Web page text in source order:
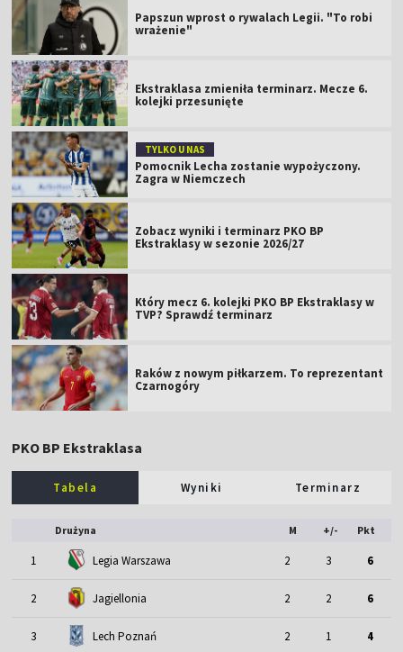
Papszun wprost o rywalach Legii. "To robi
wrażenie"
Ekstraklasa zmieniła terminarz. Mecze 6.
kolejki przesunięte
TYLKO U NAS
Pomocnik Lecha zostanie wypożyczony.
Zagra w Niemczech
Zobacz wyniki i terminarz PKO BP
Ekstraklasy w sezonie 2026/27
Który mecz 6. kolejki PKO BP Ekstraklasy w
TVP? Sprawdź terminarz
Raków z nowym piłkarzem. To reprezentant
Czarnogóry
PKO BP Ekstraklasa
Tabela Wyniki Terminarz
Drużyna M +/- Pkt
1 Legia Warszawa 2 3 6
2 Jagiellonia 2 2 6
3 Lech Poznań 2 1 4